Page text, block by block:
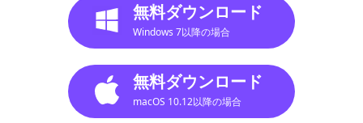
無料ダウンロード
Windows 7以降の場合
無料ダウンロード
macOS 10.12以降の場合